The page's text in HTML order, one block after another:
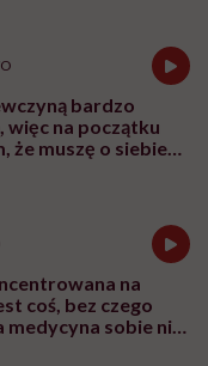
pediatrii,
ciała” i
ich
aktualną